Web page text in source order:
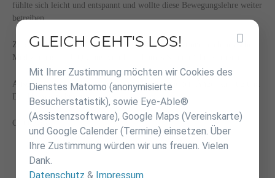
fühlte sich leicht und entspannt und wollte diese Bewegungslehre weiter
betreiben.
Zu diesem Entschluss hat auch der Vortrag „Traditionelle chinesische
Medizin und TaiJi/QiGong von Dr. Thomas Schmitt“ beigetragen.
Ausgezeichnet wurden mit der Stufe Gruppenhelfer: Angelika Hug und
Dr. Thomas Schmitt.
G. Öttwös
Inhalt
GLEICH GEHT'S LOS!
Mit Ihrer Zustimmung möchten wir Cookies des
Dienstes Matomo (anonymisierte
Besucherstatistik), sowie Eye-Able®
(Assistenzsoftware), Google Maps (Vereinskarte)
und Google Calender (Termine) einsetzen. Über
Ihre Zustimmung würden wir uns freuen. Vielen
Dank.
Datenschutz & Impressum